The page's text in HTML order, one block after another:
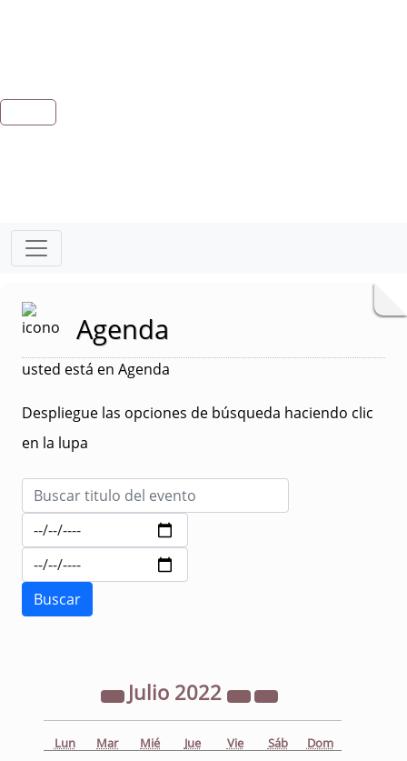
Agenda
usted está en Agenda
Despliegue las opciones de búsqueda haciendo clic
en la lupa
Julio 2022
Lun Mar Mié Jue Vie Sáb Dom